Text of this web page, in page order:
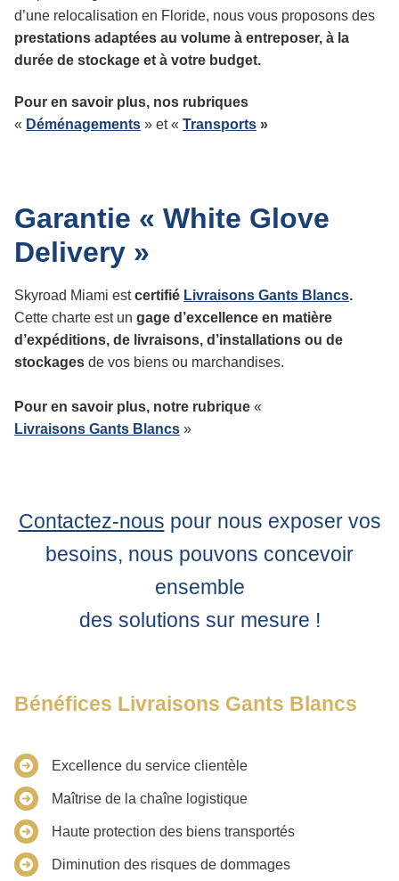
d’une relocalisation en Floride, nous vous proposons des
prestations adaptées au volume à entreposer, à la
durée de stockage et à votre budget.
Pour en savoir plus, nos rubriques
« Déménagements » et « Transports »
Garantie « White Glove
Delivery »
Skyroad Miami estcertifié Livraisons Gants Blancs.
Cette charte est un gage d’excellence en matière
d’expéditions, de livraisons, d’installations ou de
stockages de vos biens ou marchandises.
Pour en savoir plus, notre rubrique «
Livraisons Gants Blancs »
Contactez-nous pour nous exposer vos
besoins, nous pouvons concevoir
ensemble
des solutions sur mesure !
Bénéfices Livraisons Gants Blancs
Excellence du service clientèle
Maîtrise de la chaîne logistique
Haute protection des biens transportés
Diminution des risques de dommages